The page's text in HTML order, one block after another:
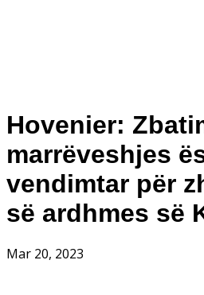
Hovenier:
marrëveshjes
vendimtar për
së ardhmes së
Mar 20, 2023